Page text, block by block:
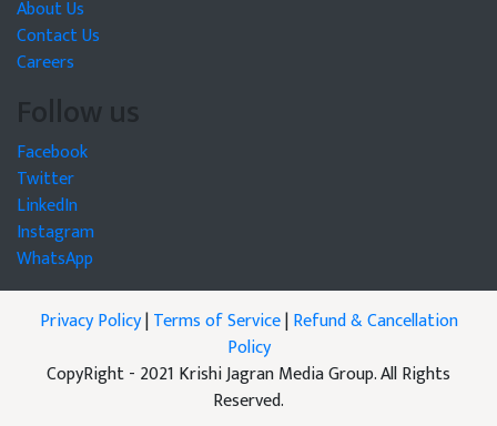
About Us
Contact Us
Careers
Follow us
Facebook
Twitter
LinkedIn
Instagram
WhatsApp
Privacy Policy|Terms of Service|Refund & Cancellation
Policy
CopyRight - 2021 Krishi Jagran Media Group. All Rights
Reserved.